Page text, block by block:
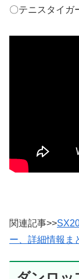
〇テニスタイガ
関連記事>>
ー、詳細情報ま